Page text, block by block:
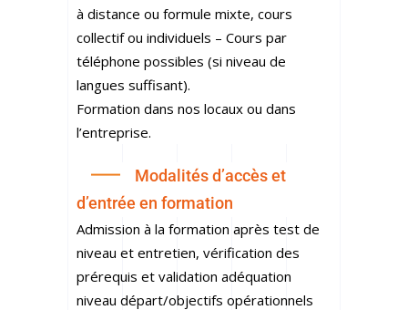
à distance ou formule mixte, cours
collectif ou individuels – Cours par
téléphone possibles (si niveau de
langues suffisant).
Formation dans nos locaux ou dans
l’entreprise.
Modalités d’accès et
d’entrée en formation
Admission à la formation après test de
niveau et entretien, vérification des
prérequis et validation adéquation
niveau départ/objectifs opérationnels